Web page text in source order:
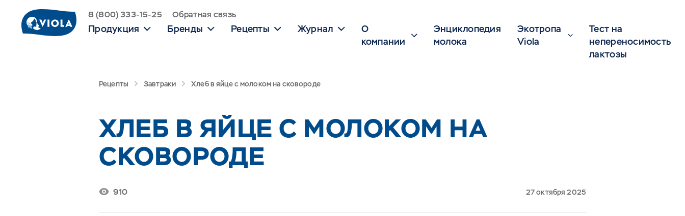
8 (800) 333-15-25 Обратная связь
Продукция Бренды Рецепты Журнал
О
компании
Энциклопедия
молока
Экотропа
Viola
Тест на
непереносимость
лактозы
Рецепты Завтраки Хлеб в яйце с молоком на сковороде
ХЛЕБ В ЯЙЦЕ С МОЛОКОМ НА
СКОВОРОДЕ
910 27 октября 2025